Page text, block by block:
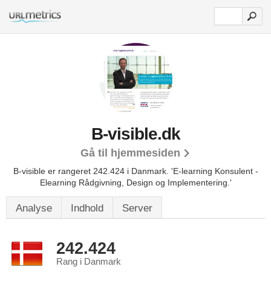
B-visible.dk
Gå til hjemmesiden
B-visible er rangeret 242.424 i Danmark. 'E-learning Konsulent -
Elearning Rådgivning, Design og Implementering.'
Analyse Indhold Server
242.424
Rang i Danmark